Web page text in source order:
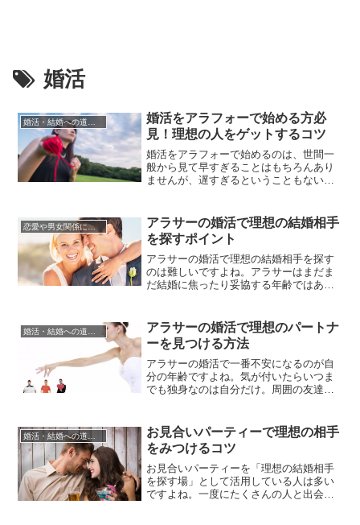
婚活
婚活・結婚への道のり
婚活をアラフォーで始める方必
見！理想の人をゲットするコツ
婚活をアラフォーで始めるのは、世間一
般から見て早すぎることはもちろんあり
ませんが、遅すぎるということもないで
協する必要もない、陳列棚に並べられた
商品のように誰かに選んでもらうのを待
っている必要もありません。ただ、婚活
をアラフォーで始めるとき、二十代...
恋愛や男女関係についてのあれこれ
アラサーの婚活で理想の結婚相手
を探すポイント
アラサーの婚活で理想の結婚相手を探す
のは難しいですよね。アラサーはまだま
だ結婚に焦ったり妥協する年齢ではあり
まなければいけない年齢でもあります。
とはいえ、20代前半からアラサーになる
までの約10年間、理想の相手に出会えな
かった人がアラサーで婚活を始...
婚活・結婚への道のり
アラサーの婚活で理想のパートナ
ーを見つける方法
アラサーの婚活で一番不安になるのが自
分の年齢ですよね。気が付いたらいつま
でも独身なのは自分だけ。周囲の友達は
てて結婚相手を見つけてしまい失敗する
可能性も。たとえ何歳でも結婚相手は自
分にとって人生の良きパートナーですか
ら、少しでも理想に近い人がいいで...
婚活・結婚への道のり
お見合いパーティーで理想の相手
をみつけるコツ
お見合いパーティーを「理想の結婚相手
を探す場」として活用している人は多い
ですよね。一度にたくさんの人と出会え